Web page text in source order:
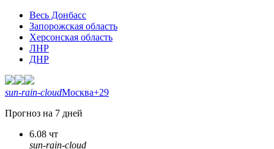
Весь Донбасс
Запорожская область
Херсонская область
ЛНР
ДНР
sun-rain-cloudМосква+29
Прогноз на 7 дней
6.08 чт
sun-rain-cloud